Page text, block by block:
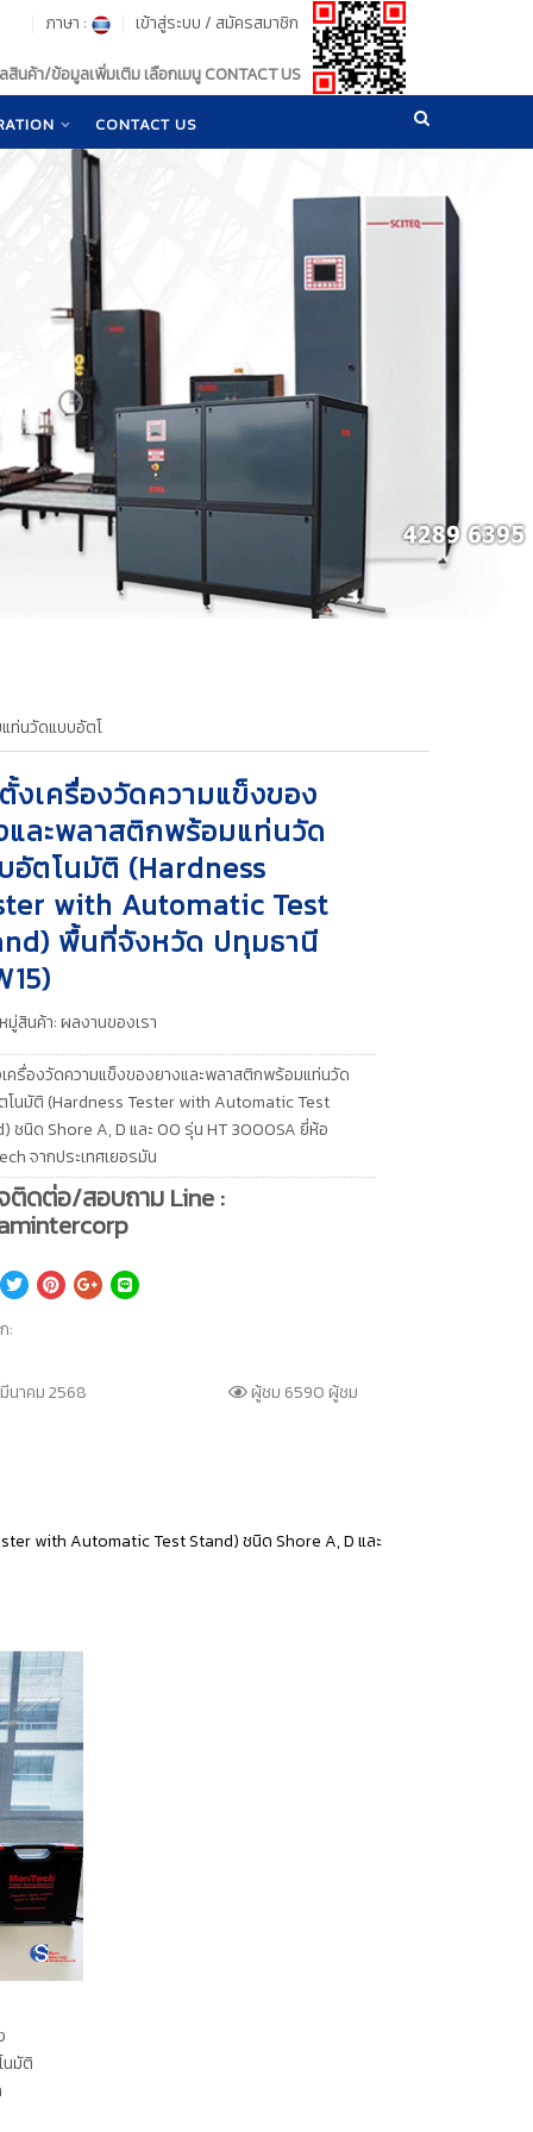
เข้าสู่ระบบ / สมัครสมาชิก
ภาษา :
นค้า/ข้อมูลเพิ่มเติม เลือกเมนู CONTACT US
CONTACT US
ท่นวัดแบบอัตโ
งเครื่องวัดความแข็งของ
และพลาสติกพร้อมแท่นวัด
อัตโนมัติ (Hardness
with Automatic Test
พื้นที่จังหวัด ปทุมธานี
มู่สินค้า:ผลงานของเรา
ครื่องวัดความแข็งของยางและพลาสติกพร้อมแท่นวัด
โนมัติ (Hardness Tester with Automatic Test
ชนิด Shore A, D และ OO รุ่น HT 3000SA ยี่ห้อ
จากประเทศเยอรมัน
ติดต่อ/สอบถาม Line :
:
นาคม 2568 ผู้ชม 6590 ผู้ชม
with Automatic Test Stand) ชนิด Shore A, D และ
มัติ